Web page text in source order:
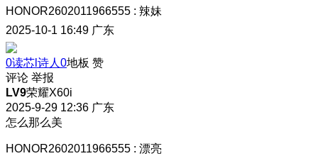
HONOR2602011966555 : 辣妹
2025-10-1 16:49 广东
0读芯l诗人0地板 赞
评论 举报
LV9荣耀X60i
2025-9-29 12:36 广东
怎么那么美
HONOR2602011966555 : 漂亮